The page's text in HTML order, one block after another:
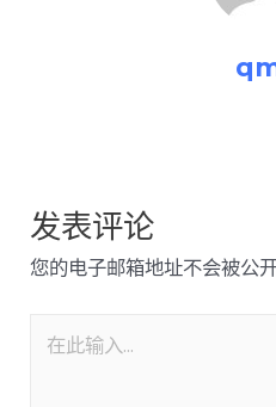
发表评论
您的电子邮箱地址不会被公开